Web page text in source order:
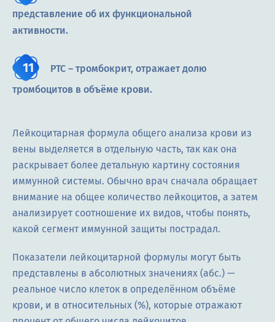
представление об их функциональной
активности.
PTC – тромбокрит, отражает долю
тромбоцитов в объёме крови.
Лейкоцитарная формула общего анализа крови из
вены выделяется в отдельную часть, так как она
раскрывает более детальную картину состояния
иммунной системы. Обычно врач сначала обращает
внимание на общее количество лейкоцитов, а затем
анализирует соотношение их видов, чтобы понять,
какой сегмент иммунной защиты пострадал.
Показатели лейкоцитарной формулы могут быть
представлены в абсолютных значениях (абс.) —
реальное число клеток в определённом объёме
крови, и в относительных (%), которые отражают